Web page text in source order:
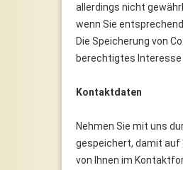
allerdings nicht
wenn Sie
Die Speicherung von
berechtigtes
Kontaktdaten
Nehmen Sie mit uns
gespeichert, damit auf
von Ihnen im